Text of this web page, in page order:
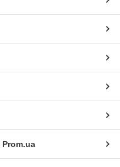
Prom.ua